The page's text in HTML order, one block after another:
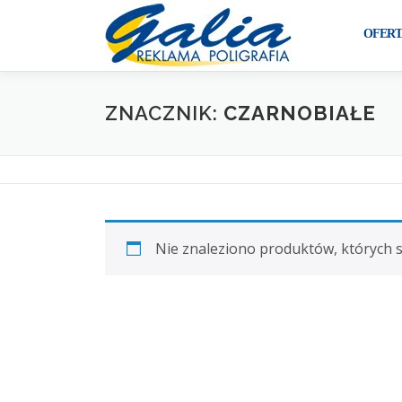
ZNACZNIK: CZARNOBIAŁE
Nie znaleziono produktów, których